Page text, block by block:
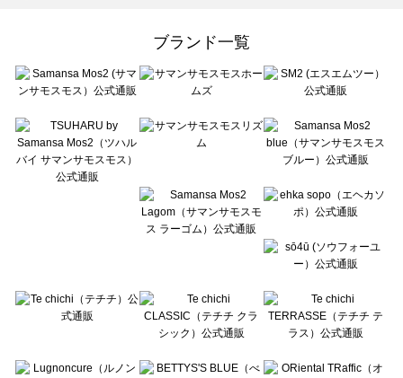
sō4ū（ソウフォーユー）のアクセサリー一覧
Te chichi（テチチ）のアクセサリー一覧
Te chichi CLASSIC（テチチ クラシック）のアクセサリー一覧
Lugnoncure（ルノンキュール）のアクセサリー一覧
BETTY'S BLUE（べティーズブルー）のアクセサリー一覧
Wpc.（ワールドパーティー）のアクセサリー一覧
ブランド一覧